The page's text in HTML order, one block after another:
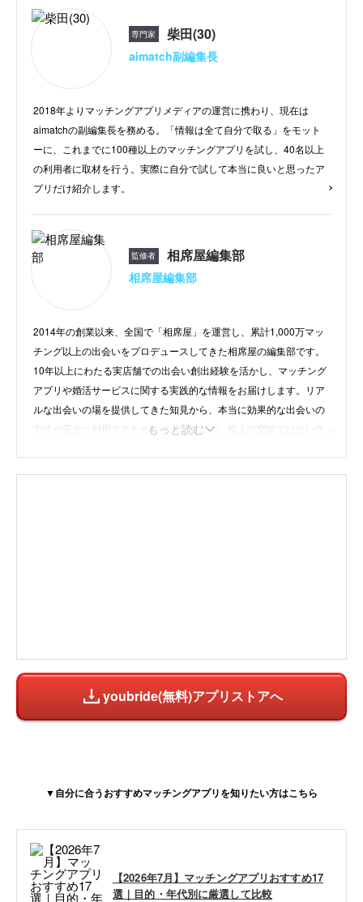
専門家 柴田(30)
aimatch副編集長
2018年よりマッチングアプリメディアの運営に携わり、現在は
aimatchの副編集長を務める。「情報は全て自分で取る」をモット
ーに、これまでに100種以上のマッチングアプリを試し、40名以上
の利用者に取材を行う。実際に自分で試して本当に良いと思ったア
プリだけ紹介します。
監修者 相席屋編集部
相席屋編集部
2014年の創業以来、全国で「相席屋」を運営し、累計1,000万マッ
チング以上の出会いをプロデュースしてきた相席屋の編集部です。
10年以上にわたる実店舗での出会い創出経験を活かし、マッチング
アプリや婚活サービスに関する実践的な情報をお届けします。リア
ルな出会いの場を提供してきた知見から、本当に効果的な出会いの
方法や安全に利用するためのポイントなど、机上の空論ではない生
もっと読む
youbride(無料)アプリストアへ
▼自分に合うおすすめマッチングアプリを知りたい方はこちら
【2026年7月】マッチングアプリおすすめ17
選｜目的・年代別に厳選して比較